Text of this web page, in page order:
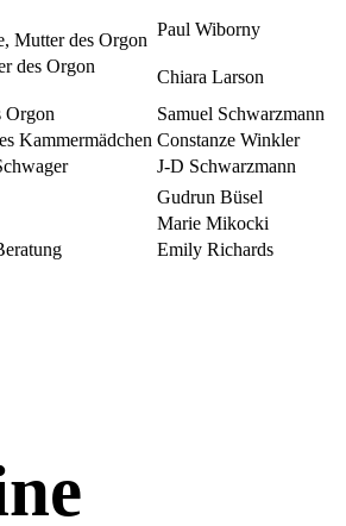
Mutter des Orgon
Paul Wiborny
des Orgon
Chiara Larson
Orgon
Samuel Schwarzmann
Kammermädchen Constanze Winkler
J-D Schwarzmann
Gudrun Büsel
Marie Mikocki
Emily Richards